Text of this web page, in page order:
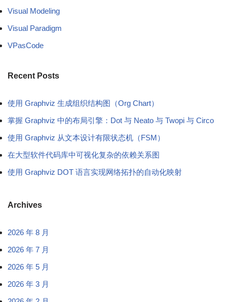
Visual Modeling
Visual Paradigm
VPasCode
Recent Posts
使用 Graphviz 生成组织结构图（Org Chart）
掌握 Graphviz 中的布局引擎：Dot 与 Neato 与 Twopi 与 Circo
使用 Graphviz 从文本设计有限状态机（FSM）
在大型软件代码库中可视化复杂的依赖关系图
使用 Graphviz DOT 语言实现网络拓扑的自动化映射
Archives
2026 年 8 月
2026 年 7 月
2026 年 5 月
2026 年 3 月